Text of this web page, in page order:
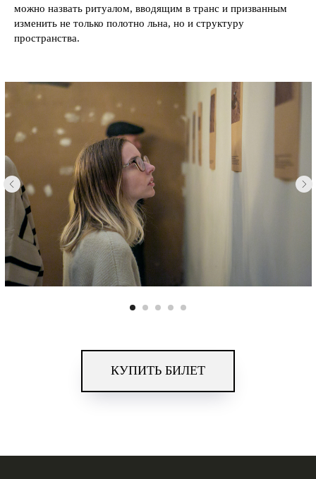
можно назвать ритуалом, вводящим в транс и призванным
изменить не только полотно льна, но и структуру
пространства.
КУПИТЬ БИЛЕТ